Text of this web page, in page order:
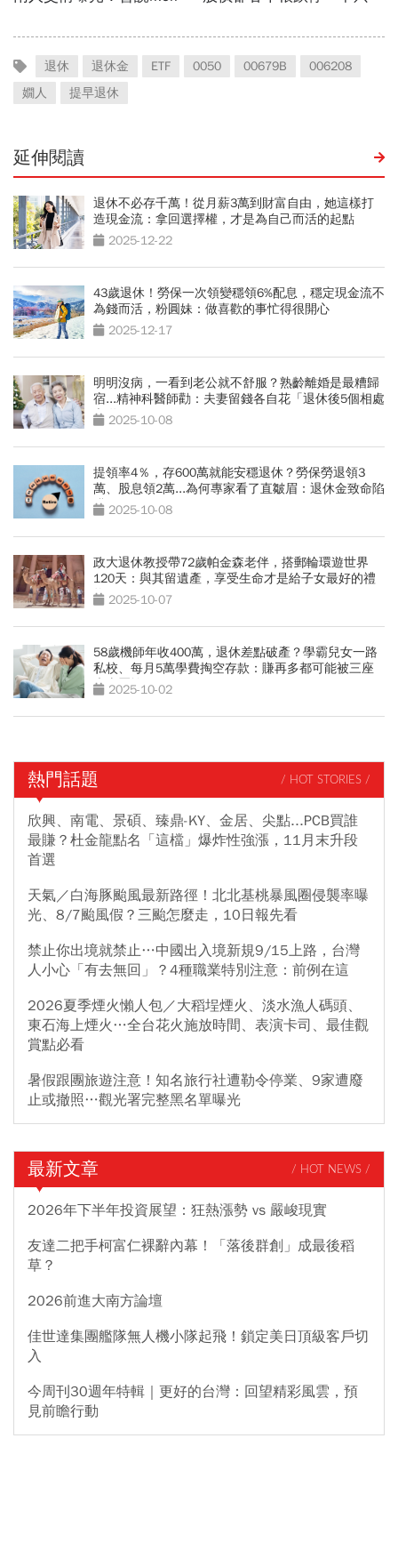
退休 退休金 ETF 0050 00679B
006208
嫺人
提早退休
延伸閱讀
退休不必存千萬！從月薪3萬到財富自由，她這樣打
造現金流：拿回選擇權，才是為自己而活的起點
2025-12-22
43歲退休！勞保一次領變穩領6%配息，穩定現金流不
為錢而活，粉圓妹：做喜歡的事忙得很開心
2025-12-17
明明沒病，一看到老公就不舒服？熟齡離婚是最糟歸
宿...精神科醫師勸：夫妻留錢各自花「退休後5個相處
之道」
2025-10-08
提領率4％，存600萬就能安穩退休？勞保勞退領3
萬、股息領2萬...為何專家看了直皺眉：退休金致命陷
阱 2025-10-08
政大退休教授帶72歲帕金森老伴，搭郵輪環遊世界
120天：與其留遺產，享受生命才是給子女最好的禮
物 2025-10-07
58歲機師年收400萬，退休差點破產？學霸兒女一路
私校、每月5萬學費掏空存款：賺再多都可能被三座
大山壓垮
2025-10-02
熱門話題 / HOT STORIES /
欣興、南電、景碩、臻鼎-KY、金居、尖點...PCB買誰
最賺？杜金龍點名「這檔」爆炸性強漲，11月末升段
首選
天氣／白海豚颱風最新路徑！北北基桃暴風圈侵襲率曝
光、8/7颱風假？三颱怎麼走，10日報先看
禁止你出境就禁止…中國出入境新規9/15上路，台灣
人小心「有去無回」？4種職業特別注意：前例在這
2026夏季煙火懶人包／大稻埕煙火、淡水漁人碼頭、
東石海上煙火…全台花火施放時間、表演卡司、最佳觀
賞點必看
暑假跟團旅遊注意！知名旅行社遭勒令停業、9家遭廢
止或撤照…觀光署完整黑名單曝光
最新文章 / HOT NEWS /
2026年下半年投資展望：狂熱漲勢 vs 嚴峻現實
友達二把手柯富仁裸辭內幕！「落後群創」成最後稻
草？
2026前進大南方論壇
佳世達集團艦隊無人機小隊起飛！鎖定美日頂級客戶切
入
今周刊30週年特輯｜更好的台灣：回望精彩風雲，預
見前瞻行動